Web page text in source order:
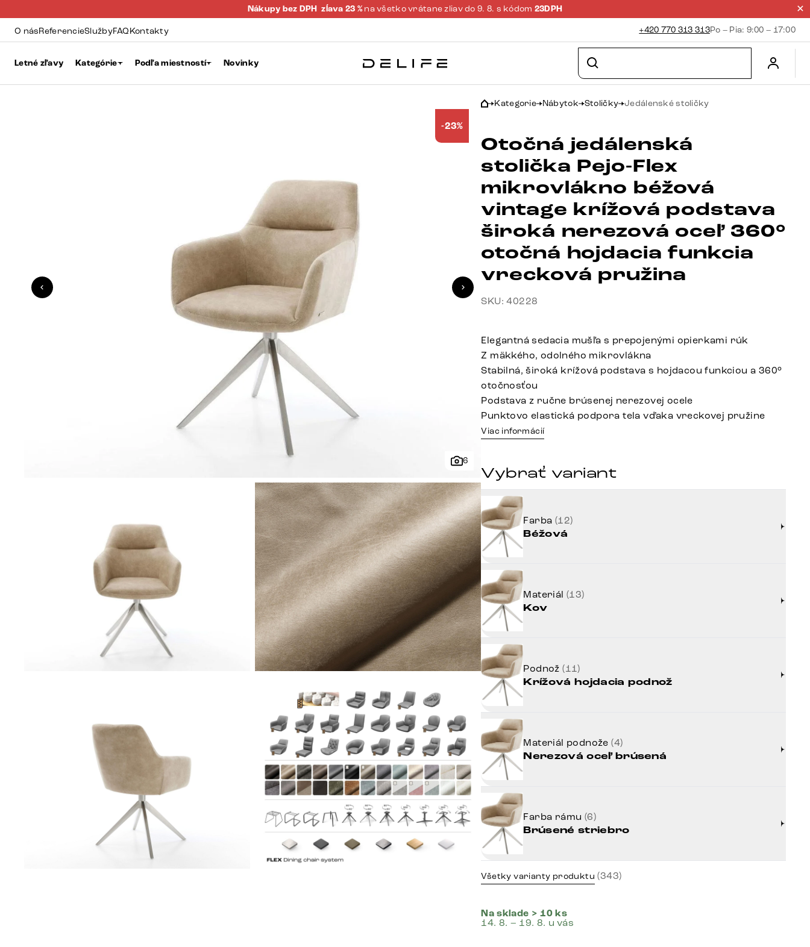
Nákupy bez DPH zĺava 23 % na všetko vrátane zliav do 9. 8. s kódom 23DPH
O násReferencieSlužbyFAQKontakty +420 770 313 313Po – Pia: 9:00 – 17:00
Letné zľavy Kategórie Podľa miestností Novinky
6
-23%
Kategorie Nábytok Stoličky Jedálenské stoličky
Otočná jedálenská
stolička Pejo-Flex
mikrovlákno béžová
vintage krížová podstava
široká nerezová oceľ 360°
otočná hojdacia funkcia
vrecková pružina
SKU: 40228
Elegantná sedacia mušľa s prepojenými opierkami rúk
Z mäkkého, odolného mikrovlákna
Stabilná, široká krížová podstava s hojdacou funkciou a 360°
otočnosťou
Podstava z ručne brúsenej nerezovej ocele
Punktovo elastická podpora tela vďaka vreckovej pružine
Viac informácií
Vybrať variant
Farba (12)
Béžová
Materiál (13)
Kov
Podnož(11)
Krížová hojdacia podnož
Materiál podnože(4)
Nerezová oceľ brúsená
Farba rámu (6)
Brúsené striebro
Všetky varianty produktu (343)
Na sklade > 10 ks
14. 8. – 19. 8. u vás